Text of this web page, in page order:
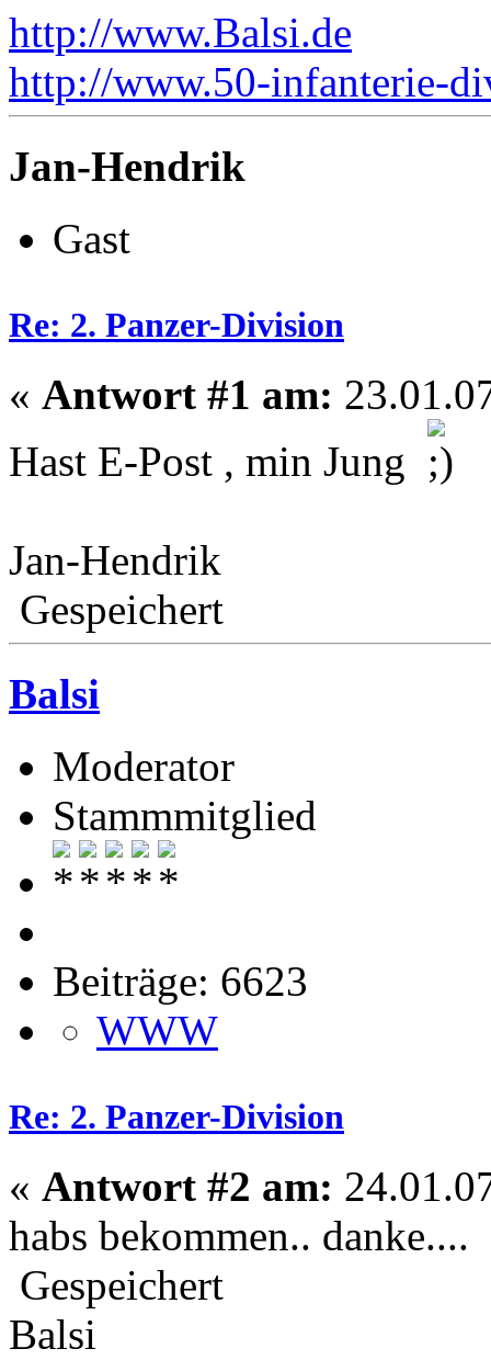
http://www.Balsi.de
http://www.50-infanterie-
Jan-Hendrik
Gast
Re: 2. Panzer-Division
« Antwort #1 am:
Hast E-Post , min Jung
Jan-Hendrik
Gespeichert
Balsi
Moderator
Stammmitglied
Beiträge: 6623
WWW
Re: 2. Panzer-Division
« Antwort #2 am:
habs bekommen.. danke....
Gespeichert
Balsi